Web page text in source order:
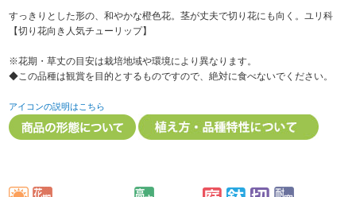
すっきりとした形の、和やかな橙色花。茎が丈夫で切り花にも向く。ユリ科
【切り花向き人気チューリップ】
※花期・草丈の目安は栽培地域や環境により異なります。
◆この品種は観賞を目的とするものですので、絶対に食べないでください。
アイコンの説明はこちら